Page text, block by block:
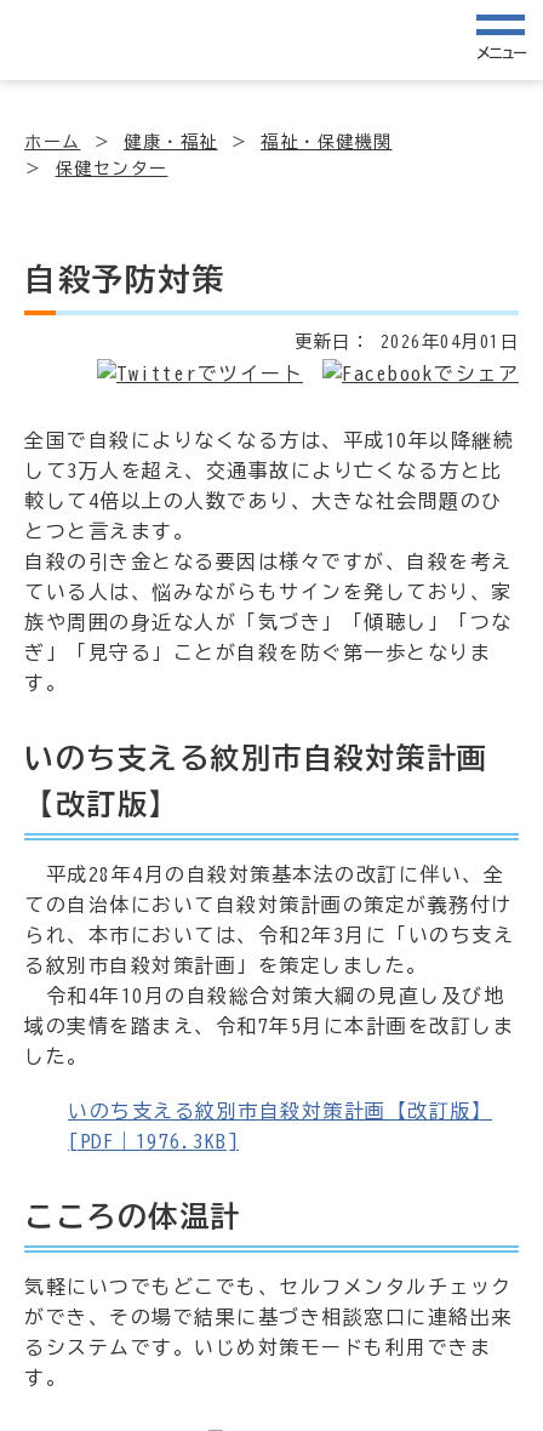
メニュー
ホーム 健康・福祉
福祉・保健機関
保健センター
自殺予防対策
更新日： 2026年04月01日
全国で自殺によりなくなる方は、平成10年以降継続
して3万人を超え、交通事故により亡くなる方と比
較して4倍以上の人数であり、大きな社会問題のひ
とつと言えます。
自殺の引き金となる要因は様々ですが、自殺を考え
ている人は、悩みながらもサインを発しており、家
族や周囲の身近な人が「気づき」「傾聴し」「つな
ぎ」「見守る」ことが自殺を防ぐ第一歩となりま
す。
いのち支える紋別市自殺対策計画
【改訂版】
平成28年4月の自殺対策基本法の改訂に伴い、全
ての自治体において自殺対策計画の策定が義務付け
られ、本市においては、令和2年3月に「いのち支え
る紋別市自殺対策計画」を策定しました。
令和4年10月の自殺総合対策大綱の見直し及び地
域の実情を踏まえ、令和7年5月に本計画を改訂しま
した。
いのち支える紋別市自殺対策計画【改訂版】
[PDF｜1976.3KB]
こころの体温計
気軽にいつでもどこでも、セルフメンタルチェック
ができ、その場で結果に基づき相談窓口に連絡出来
るシステムです。いじめ対策モードも利用できま
す。